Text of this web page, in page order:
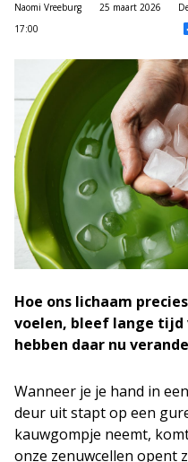
Naomi Vreeburg
25 maart 2026
17:00
Hoe ons lichaam
voelen, bleef lange tijd
hebben daar nu
Wanneer je je hand in
deur uit stapt op een
kauwgompje neemt,
onze zenuwcellen opent